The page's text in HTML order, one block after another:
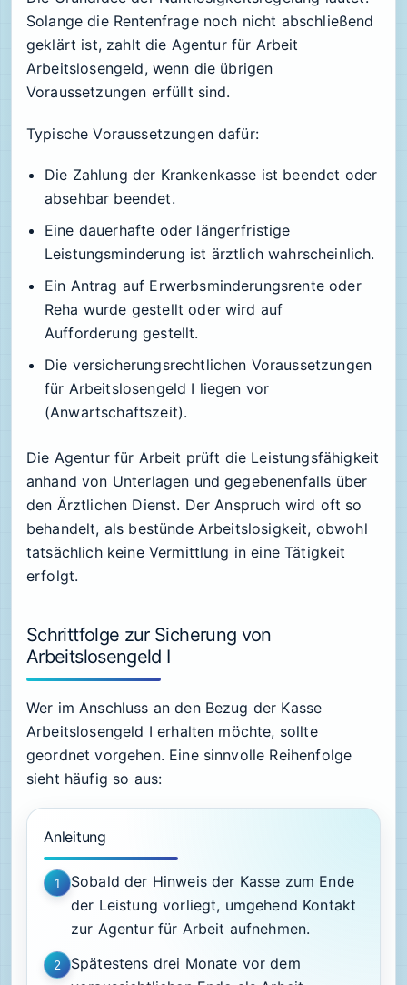
Solange die Rentenfrage noch nicht abschließend
geklärt ist, zahlt die Agentur für Arbeit
Arbeitslosengeld, wenn die übrigen
Voraussetzungen erfüllt sind.
Typische Voraussetzungen dafür:
Die Zahlung der Krankenkasse ist beendet oder
absehbar beendet.
Eine dauerhafte oder längerfristige
Leistungsminderung ist ärztlich wahrscheinlich.
Ein Antrag auf Erwerbsminderungsrente oder
Reha wurde gestellt oder wird auf
Aufforderung gestellt.
Die versicherungsrechtlichen Voraussetzungen
für Arbeitslosengeld I liegen vor
(Anwartschaftszeit).
Die Agentur für Arbeit prüft die Leistungsfähigkeit
anhand von Unterlagen und gegebenenfalls über
den Ärztlichen Dienst. Der Anspruch wird oft so
behandelt, als bestünde Arbeitslosigkeit, obwohl
tatsächlich keine Vermittlung in eine Tätigkeit
erfolgt.
Schrittfolge zur Sicherung von
Arbeitslosengeld I
Wer im Anschluss an den Bezug der Kasse
Arbeitslosengeld I erhalten möchte, sollte
geordnet vorgehen. Eine sinnvolle Reihenfolge
sieht häufig so aus:
Anleitung
1
Sobald der Hinweis der Kasse zum Ende
der Leistung vorliegt, umgehend Kontakt
zur Agentur für Arbeit aufnehmen.
2
Spätestens drei Monate vor dem